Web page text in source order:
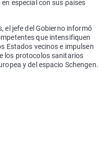
especial con sus países
el jefe del Gobierno informó
que intensifiquen
Estados vecinos e impulsen
los protocolos sanitarios
y del espacio Schengen.